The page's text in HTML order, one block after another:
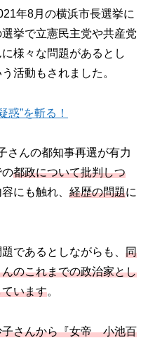
年8月の横浜市長選挙に
挙で立憲民主党や共産党
様々な問題があるとし
活動もされました。
惑”を斬る！
さんの都知事再選が有力
の都政について批判しつ
にも触れ、 経歴の問題に
であるとしながらも、 同
のこれまでの政治家とし
います。
子さんから『女帝 小池百